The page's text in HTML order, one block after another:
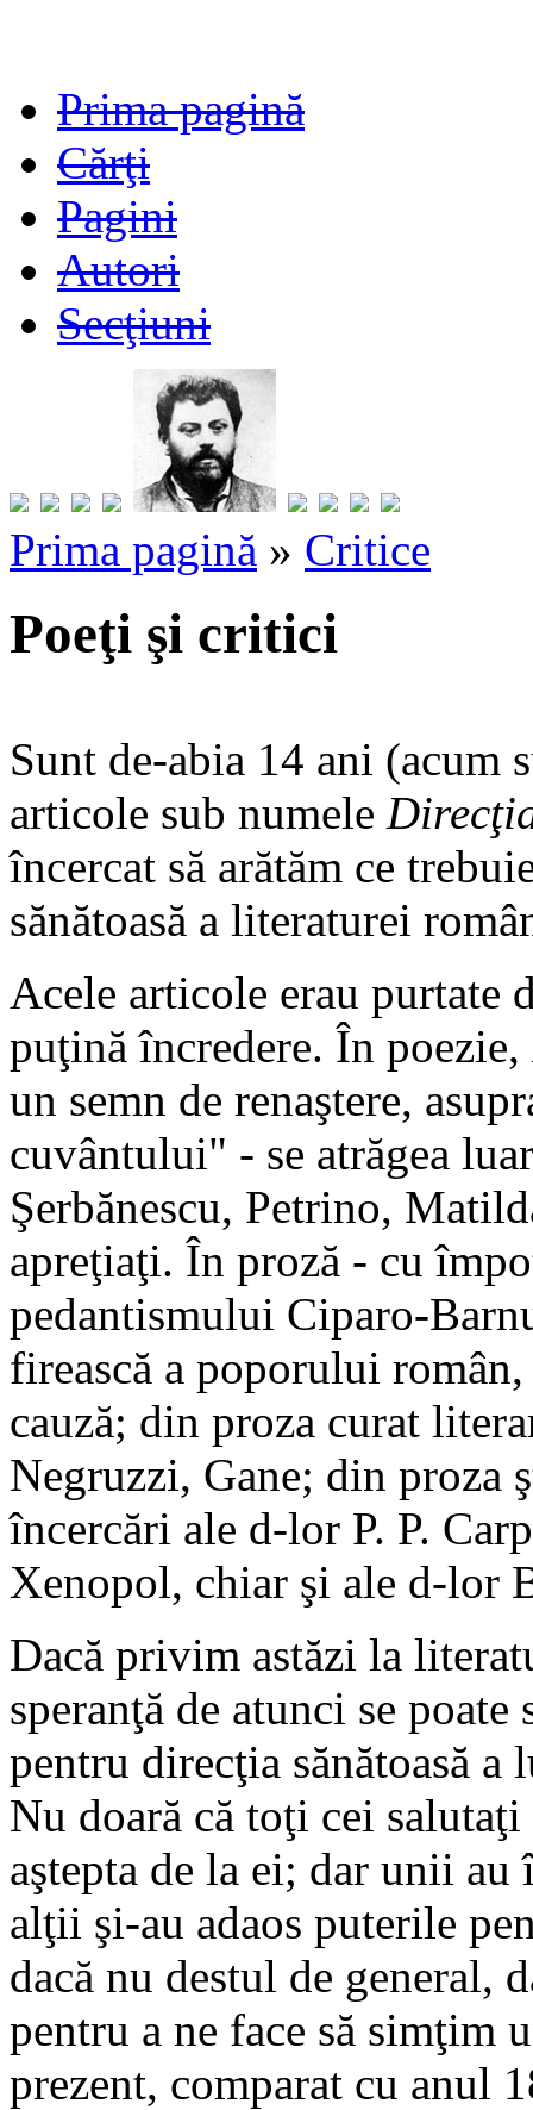
Prima pagină
Cărţi
Pagini
Autori
Secţiuni
Prima pagină » Critice
Poeţi şi critici
Sunt de-abia 14 ani (acum
articole sub numele
încercat să arătăm ce
sănătoasă a literaturei
Acele articole erau purtate
puţină încredere. În poezie,
un semn de renaştere,
cuvântului" - se atrăgea
Şerbănescu, Petrino,
apreţiaţi. În proză - cu
pedantismului Ciparo-
firească a poporului
cauză; din proza curat
Negruzzi, Gane; din proza
încercări ale d-lor P. P.
Xenopol, chiar şi ale d-lor
Dacă privim astăzi la
speranţă de atunci se
pentru direcţia sănătoasă
Nu doară că toţi cei
aştepta de la ei; dar unii
alţii şi-au adaos puterile
dacă nu destul de general,
pentru a ne face să simţim
prezent, comparat cu anul